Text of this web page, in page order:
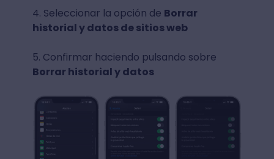
4. Seleccionar la opción de Borrar
historial y datos de sitios web
5. Confirmar haciendo pulsando sobre
Borrar historial y datos